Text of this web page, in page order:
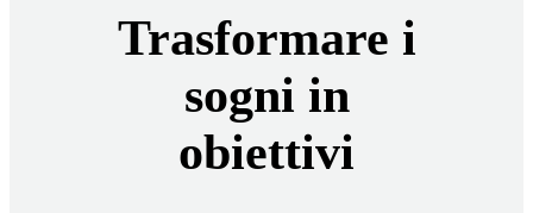
Trasformare i
sogni in
obiettivi